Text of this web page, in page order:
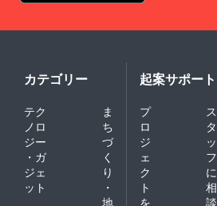
カテゴリー
テク
ノロ
ジー
・ガ
ジェ
ット
ま
ち
づ
く
り
・
地
起案サポート
プ
ロ
ジ
ェ
ク
ト
を
ス
タ
ッ
フ
に
相
談